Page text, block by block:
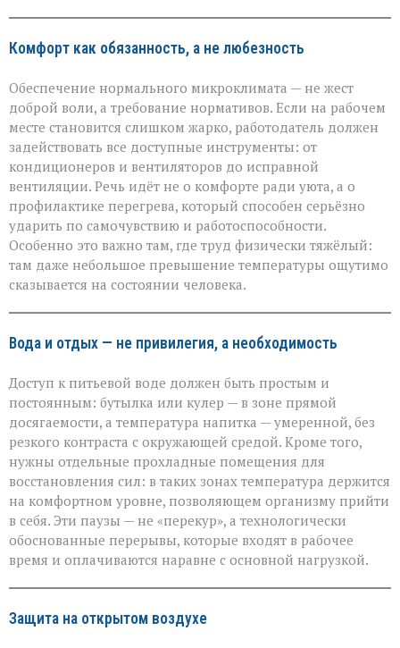
Комфорт как обязанность, а не любезность
Обеспечение нормального микроклимата — не жест
доброй воли, а требование нормативов. Если на рабочем
месте становится слишком жарко, работодатель должен
задействовать все доступные инструменты: от
кондиционеров и вентиляторов до исправной
вентиляции. Речь идёт не о комфорте ради уюта, а о
профилактике перегрева, который способен серьёзно
ударить по самочувствию и работоспособности.
Особенно это важно там, где труд физически тяжёлый:
там даже небольшое превышение температуры ощутимо
сказывается на состоянии человека.
Вода и отдых — не привилегия, а необходимость
Доступ к питьевой воде должен быть простым и
постоянным: бутылка или кулер — в зоне прямой
досягаемости, а температура напитка — умеренной, без
резкого контраста с окружающей средой. Кроме того,
нужны отдельные прохладные помещения для
восстановления сил: в таких зонах температура держится
на комфортном уровне, позволяющем организму прийти
в себя. Эти паузы — не «перекур», а технологически
обоснованные перерывы, которые входят в рабочее
время и оплачиваются наравне с основной нагрузкой.
Защита на открытом воздухе